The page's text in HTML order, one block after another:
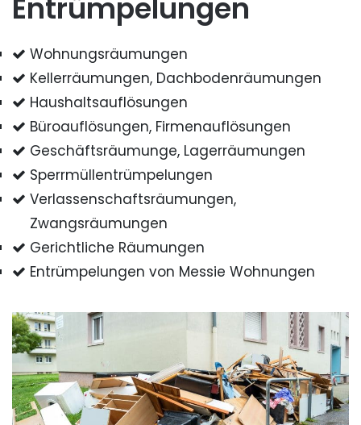
Entrümpelungen
Wohnungsräumungen
Kellerräumungen, Dachbodenräumungen
Haushaltsauflösungen
Büroauflösungen, Firmenauflösungen
Geschäftsräumunge, Lagerräumungen
Sperrmüllentrümpelungen
Verlassenschaftsräumungen,
Zwangsräumungen
Gerichtliche Räumungen
Entrümpelungen von Messie Wohnungen